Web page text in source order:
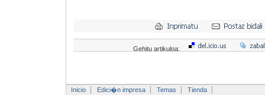
Gehitu artikuloa:
Inicio Edici�n impresa Temas
Tienda